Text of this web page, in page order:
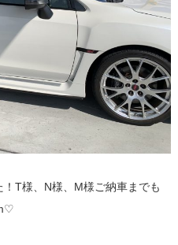
T様、N様、M様ご納車までも